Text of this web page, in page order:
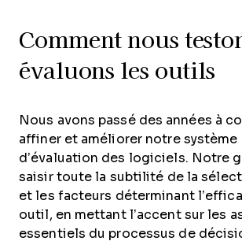
Comment nous
évaluons les outils
Nous avons passé des années à
affiner et améliorer notre
d’évaluation des logiciels. Notre
saisir toute la subtilité de la
et les facteurs déterminant
outil, en mettant l’accent sur les
essentiels du processus de